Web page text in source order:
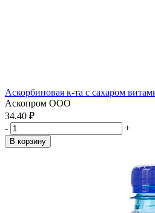
Аскорбиновая к-та с сахаром
Аскопром ООО
34.40 ₽
-
+
В корзину